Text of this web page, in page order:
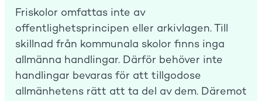
Friskolor omfattas inte av
offentlighetsprincipen eller arkivlagen. Till
skillnad från kommunala skolor finns inga
allmänna handlingar. Därför behöver inte
handlingar bevaras för att tillgodose
allmänhetens rätt att ta del av dem. Däremot